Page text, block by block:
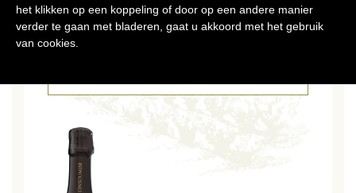
20 DEC 2017
VDL-INSOUMISE
het klikken op een koppeling of door op een andere manier
verder te gaan met bladeren, gaat u akkoord met het gebruik
van cookies.